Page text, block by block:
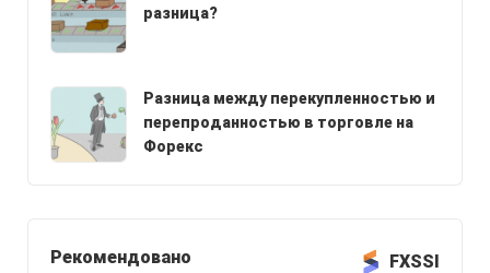
разница?
Разница между перекупленностью и
перепроданностью в торговле на
Форекс
Рекомендовано FXSSI